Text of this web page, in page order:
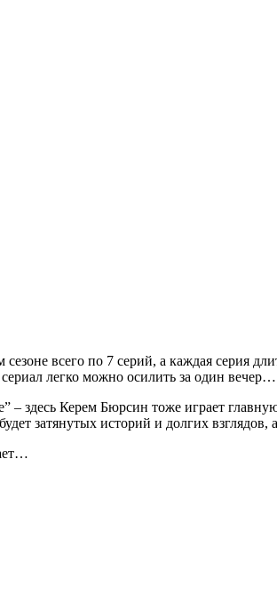
всего по 7 серий, а каждая серия
легко можно осилить за один
здесь Керем Бюрсин тоже играет
затянутых историй и долгих взглядов,